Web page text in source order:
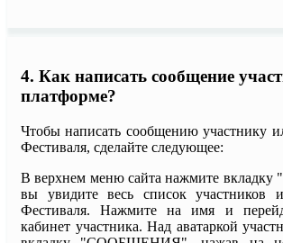
4. Как написать сообщение
платформе?
Чтобы написать сообщению участнику
Фестиваля, сделайте следующее:
В верхнем меню сайта нажмите
вы увидите весь список участников и
Фестиваля. Нажмите на имя и
кабинет участника. Над аватаркой